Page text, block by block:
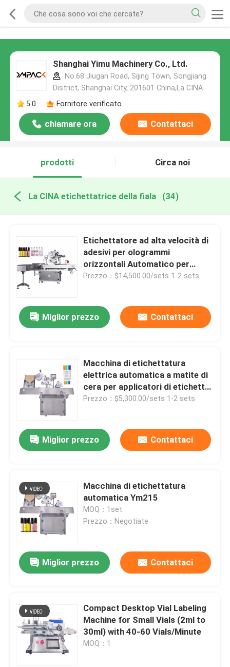
Shanghai Yimu Machinery Co., Ltd.
No.68 Jiugan Road, Sijing Town, Songjiang
District, Shanghai City, 201601 China,La CINA
5.0
Fornitore verificato
chiamare ora Contattaci
prodotti Circa noi
La CINA etichettatrice della fiala (34)
Etichettatore ad alta velocità di
adesivi per ologrammi
orizzontali Automatico per
l'etichettatura di flaconi di tubi
Prezzo：$14,500.00/sets 1-2 sets
Miglior prezzo Contattaci
Macchina di etichettatura
elettrica automatica a matite di
cera per applicatori di etichette
per siringhe e flaconcini
Prezzo：$5,300.00/sets 1-2 sets
Miglior prezzo Contattaci
Macchina di etichettatura
automatica Ym215
MOQ：1set
Prezzo：Negotiate
Miglior prezzo Contattaci
Compact Desktop Vial Labeling
Machine for Small Vials (2ml to
30ml) with 40-60 Vials/Minute
MOQ：1